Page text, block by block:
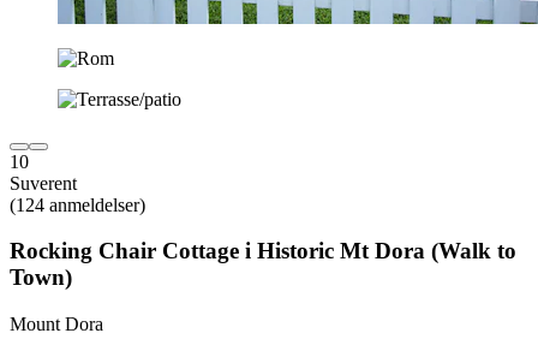
10
Suverent
(124 anmeldelser)
Rocking Chair Cottage i Historic Mt Dora (Walk to
Town)
Mount Dora